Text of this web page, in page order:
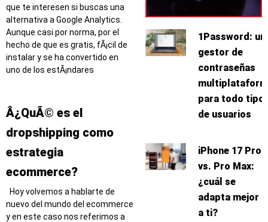
que te interesen si buscas una
alternativa a Google Analytics.
Aunque casi por norma, por el
hecho de que es gratis, fÃ¡cil de
instalar y se ha convertido en
uno de los estÃ¡ndares
Â¿QuÃ© es el
dropshipping como
estrategia
ecommerce?
Hoy volvemos a hablarte de
nuevo del mundo del ecommerce
y en este caso nos referimos a
1Password: un
gestor de
contraseñas
para todo tipo
de usuarios
iPhone 17 Pro
vs. Pro Max:
¿cuál se
adapta mejor
a ti?